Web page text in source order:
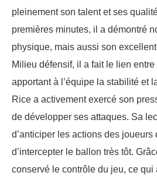
pleinement son talent et ses
premières minutes, il a démontré
physique, mais aussi son
Milieu défensif, il a fait le lien entre
apportant à l’équipe la stabilité et
Rice a activement exercé son
de développer ses attaques. Sa
d’anticiper les actions des
d’intercepter le ballon très tôt.
conservé le contrôle du jeu, ce